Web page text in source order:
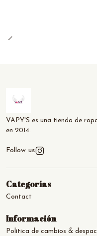
VAPY'S es una tienda de
en 2014.
Follow us
Categorías
Contact
Información
Politica de cambios &